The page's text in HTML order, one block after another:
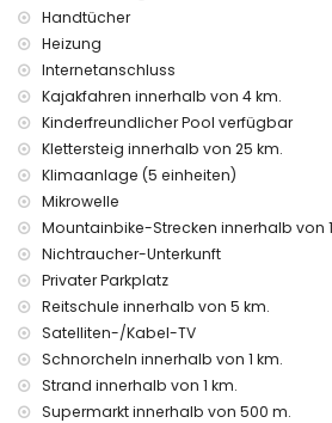
Bettwäsche und Handtücher
Luftheizung und Klimaanlage
Unterhaltung und Freizeitaktivitäten
Chiclana de la Frontera, Costa de la
Promenade (innerhalb von 1000
Diskothek, NachtClub und Bar
vom Haus entfernt)
Costa de la Luz
Kirche (innerhalb von 1000 Metern
entfernt)
Schloss, Ruine, Monument,
historischer Ort (innerhalb von 5
Unterkunft entfernt)
Museum und Palast (innerhalb von
Unterkunft entfernt)
Handtücher
Heizung
Internetanschluss
Kajakfahren innerhalb von 4 km.
Kinderfreundlicher Pool verfügbar
Klettersteig innerhalb von 25 km.
Klimaanlage (5 einheiten)
Mikrowelle
Mountainbike-Strecken innerhalb von
Nichtraucher-Unterkunft
Privater Parkplatz
Reitschule innerhalb von 5 km.
Satelliten-/Kabel-TV
Schnorcheln innerhalb von 1 km.
Strand innerhalb von 1 km.
Supermarkt innerhalb von 500 m.